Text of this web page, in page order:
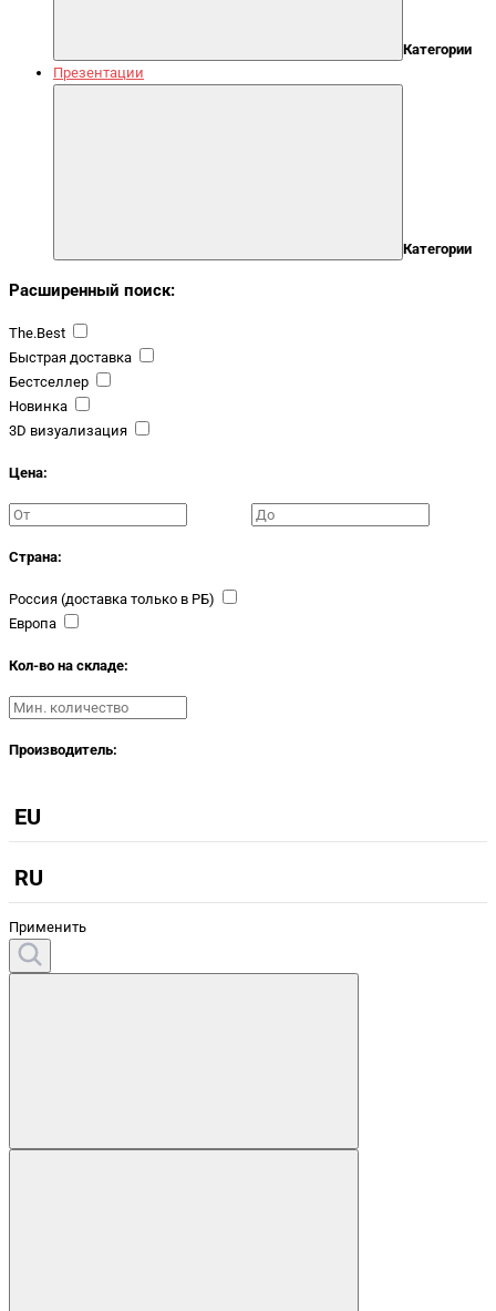
Категории
Презентации
Категории
Расширенный поиск:
The.Best
Быстрая доставка
Бестселлер
Новинка
3D визуализация
Цена:
Страна:
Россия (доставка только в РБ)
Европа
Кол-во на складе:
Производитель:
EU
RU
Применить